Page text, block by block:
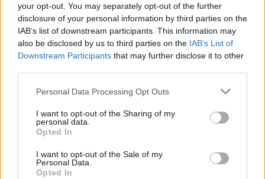
your opt-out. You may separately opt-out of the further
disclosure of your personal information by third parties on the
IAB’s list of downstream participants. This information may
also be disclosed by us to third parties on the IAB’s List of
Downstream Participants that may further disclose it to other
Please note that this website/app uses one or more Google
not limited to your visit or usage behaviour. You may click to
grant or deny consent to Google and its third-party tags to
use your data for below specified purposes in below Google
consent section.
Personal Data Processing Opt Outs
I want to opt-out of the Sharing of my
personal data.
Opted In
I want to opt-out of the Sale of my
Personal Data.
Opted In
MEGΑ
ΔΙΑΦΗΜΙΣΗ